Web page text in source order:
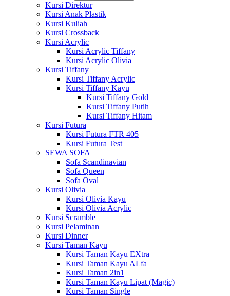
Kursi Direktur
Kursi Anak Plastik
Kursi Kuliah
Kursi Crossback
Kursi Acrylic
Kursi Acrylic Tiffany
Kursi Acrylic Olivia
Kursi Tiffany
Kursi Tiffany Acrylic
Kursi Tiffany Kayu
Kursi Tiffany Gold
Kursi Tiffany Putih
Kursi Tiffany Hitam
Kursi Futura
Kursi Futura FTR 405
Kursi Futura Test
SEWA SOFA
Sofa Scandinavian
Sofa Queen
Sofa Oval
Kursi Olivia
Kursi Olivia Kayu
Kursi Olivia Acrylic
Kursi Scramble
Kursi Pelaminan
Kursi Dinner
Kursi Taman Kayu
Kursi Taman Kayu EXtra
Kursi Taman Kayu ALfa
Kursi Taman 2in1
Kursi Taman Kayu Lipat (Magic)
Kursi Taman Single